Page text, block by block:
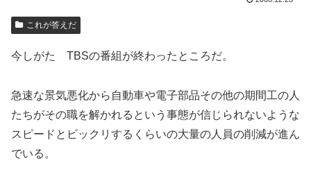
これが答えだ
今しがた TBSの番組が終わったところだ。
急速な景気悪化から自動車や電子部品その他の期間工の人
たちがその職を解かれるという事態が信じられないような
スピードとビックリするくらいの大量の人員の削減が進ん
でいる。